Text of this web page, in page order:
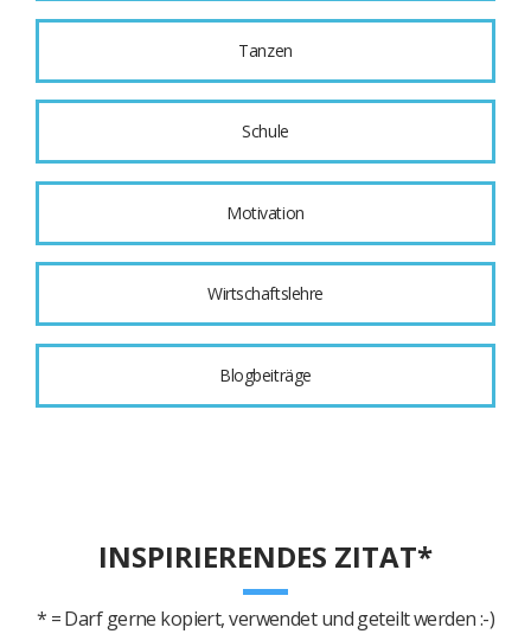
Tanzen
Schule
Motivation
Wirtschaftslehre
Blogbeiträge
INSPIRIERENDES ZITAT*
* = Darf gerne kopiert, verwendet und geteilt werden :-)